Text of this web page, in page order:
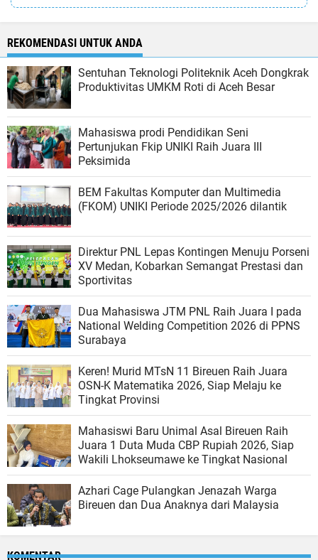
REKOMENDASI UNTUK ANDA
Sentuhan Teknologi Politeknik Aceh Dongkrak
Produktivitas UMKM Roti di Aceh Besar
Mahasiswa prodi Pendidikan Seni
Pertunjukan Fkip UNIKI Raih Juara III
Peksimida
BEM Fakultas Komputer dan Multimedia
(FKOM) UNIKI Periode 2025/2026 dilantik
Direktur PNL Lepas Kontingen Menuju Porseni
XV Medan, Kobarkan Semangat Prestasi dan
Sportivitas
Dua Mahasiswa JTM PNL Raih Juara I pada
National Welding Competition 2026 di PPNS
Surabaya
Keren! Murid MTsN 11 Bireuen Raih Juara
OSN-K Matematika 2026, Siap Melaju ke
Tingkat Provinsi
Mahasiswi Baru Unimal Asal Bireuen Raih
Juara 1 Duta Muda CBP Rupiah 2026, Siap
Wakili Lhokseumawe ke Tingkat Nasional
Azhari Cage Pulangkan Jenazah Warga
Bireuen dan Dua Anaknya dari Malaysia
KOMENTAR